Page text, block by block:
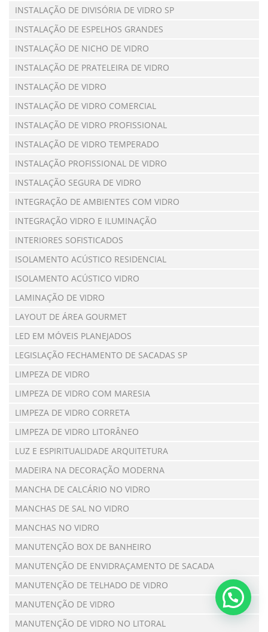
INSTALAÇÃO DE DIVISÓRIA DE VIDRO SP
INSTALAÇÃO DE ESPELHOS GRANDES
INSTALAÇÃO DE NICHO DE VIDRO
INSTALAÇÃO DE PRATELEIRA DE VIDRO
INSTALAÇÃO DE VIDRO
INSTALAÇÃO DE VIDRO COMERCIAL
INSTALAÇÃO DE VIDRO PROFISSIONAL
INSTALAÇÃO DE VIDRO TEMPERADO
INSTALAÇÃO PROFISSIONAL DE VIDRO
INSTALAÇÃO SEGURA DE VIDRO
INTEGRAÇÃO DE AMBIENTES COM VIDRO
INTEGRAÇÃO VIDRO E ILUMINAÇÃO
INTERIORES SOFISTICADOS
ISOLAMENTO ACÚSTICO RESIDENCIAL
ISOLAMENTO ACÚSTICO VIDRO
LAMINAÇÃO DE VIDRO
LAYOUT DE ÁREA GOURMET
LED EM MÓVEIS PLANEJADOS
LEGISLAÇÃO FECHAMENTO DE SACADAS SP
LIMPEZA DE VIDRO
LIMPEZA DE VIDRO COM MARESIA
LIMPEZA DE VIDRO CORRETA
LIMPEZA DE VIDRO LITORÂNEO
LUZ E ESPIRITUALIDADE ARQUITETURA
MADEIRA NA DECORAÇÃO MODERNA
MANCHA DE CALCÁRIO NO VIDRO
MANCHAS DE SAL NO VIDRO
MANCHAS NO VIDRO
MANUTENÇÃO BOX DE BANHEIRO
MANUTENÇÃO DE ENVIDRAÇAMENTO DE SACADA
MANUTENÇÃO DE TELHADO DE VIDRO
MANUTENÇÃO DE VIDRO
MANUTENÇÃO DE VIDRO NO LITORAL